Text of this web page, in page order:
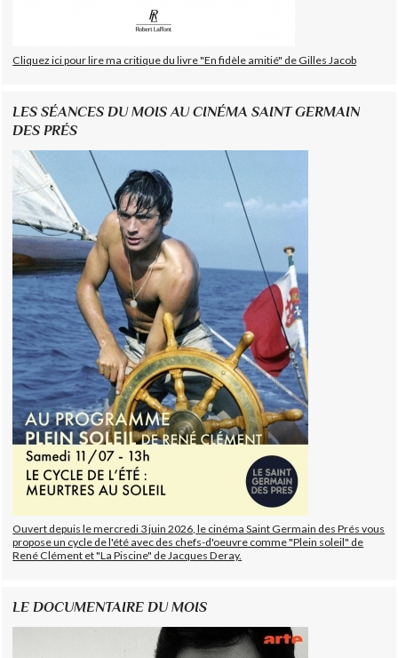
Cliquez ici pour lire ma critique du livre "En fidèle amitié" de Gilles Jacob
LES SÉANCES DU MOIS AU CINÉMA SAINT GERMAIN
DES PRÉS
Ouvert depuis le mercredi 3 juin 2026, le cinéma Saint Germain des Prés vous
propose un cycle de l'été avec des chefs-d'oeuvre comme "Plein soleil" de
René Clément et "La Piscine" de Jacques Deray.
LE DOCUMENTAIRE DU MOIS